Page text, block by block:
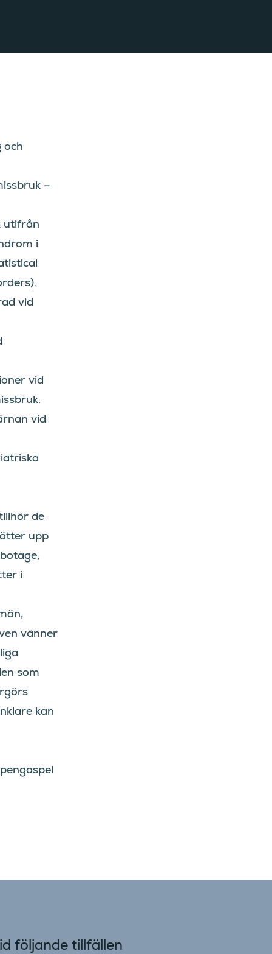
och
–
utifrån
i
vid
vid
vid
de
upp
i
vänner
som
kan
följande tillfällen